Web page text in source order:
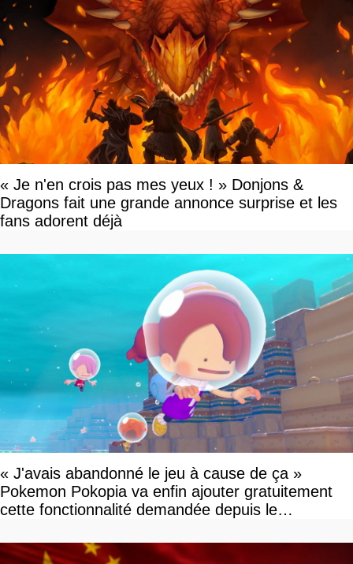
« Je n'en crois pas mes yeux ! » Donjons &
Dragons fait une grande annonce surprise et les
fans adorent déjà
« J'avais abandonné le jeu à cause de ça »
Pokemon Pokopia va enfin ajouter gratuitement
cette fonctionnalité demandée depuis le